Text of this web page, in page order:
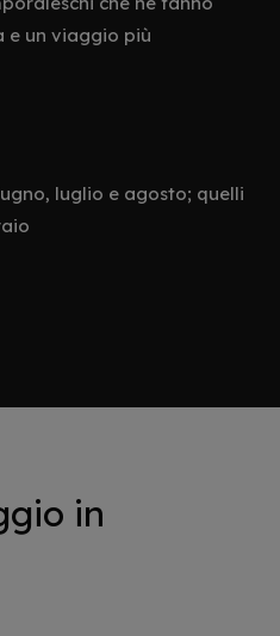
e un viaggio più
luglio e agosto; quelli
in